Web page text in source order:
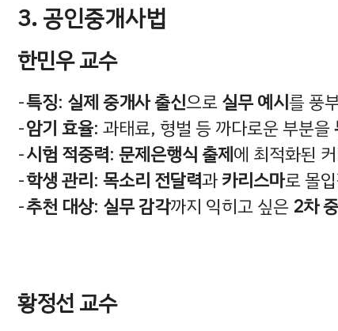
3. 공인중개사법
한민우 교수
특징: 실제 중개사 출신으로실무 예시를 풍
암기 효율: 과태료, 형벌 등 까다로운 부분을
시험 적중력: 문제은행식 출제에 최적화된
학생 관리: 목소리 전달력과카리스마로 몰
추천 대상: 실무 감각까지 익히고 싶은 2차
황정선 교수